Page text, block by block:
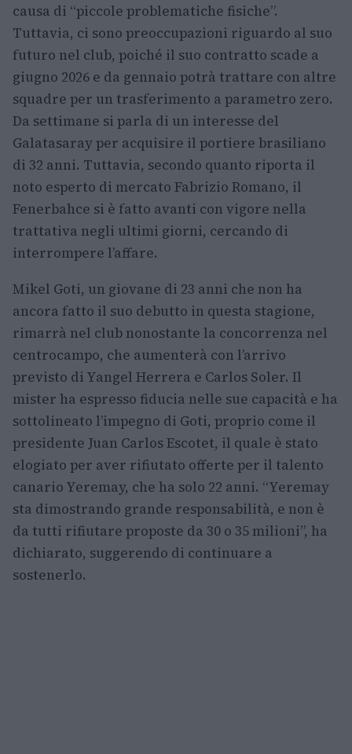
causa di “piccole problematiche fisiche”.
Tuttavia, ci sono preoccupazioni riguardo al suo
futuro nel club, poiché il suo contratto scade a
giugno 2026 e da gennaio potrà trattare con altre
squadre per un trasferimento a parametro zero.
Da settimane si parla di un interesse del
Galatasaray per acquisire il portiere brasiliano
di 32 anni. Tuttavia, secondo quanto riporta il
noto esperto di mercato Fabrizio Romano, il
Fenerbahce si è fatto avanti con vigore nella
trattativa negli ultimi giorni, cercando di
interrompere l’affare.
Mikel Goti, un giovane di 23 anni che non ha
ancora fatto il suo debutto in questa stagione,
rimarrà nel club nonostante la concorrenza nel
centrocampo, che aumenterà con l’arrivo
previsto di Yangel Herrera e Carlos Soler. Il
mister ha espresso fiducia nelle sue capacità e ha
sottolineato l’impegno di Goti, proprio come il
presidente Juan Carlos Escotet, il quale è stato
elogiato per aver rifiutato offerte per il talento
canario Yeremay, che ha solo 22 anni. “Yeremay
sta dimostrando grande responsabilità, e non è
da tutti rifiutare proposte da 30 o 35 milioni”, ha
dichiarato, suggerendo di continuare a
sostenerlo.